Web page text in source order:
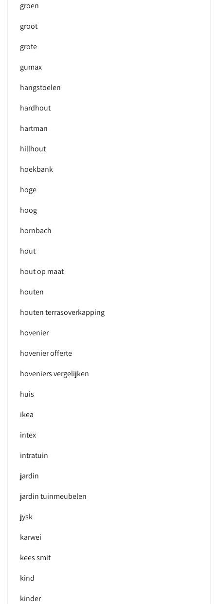
groen
groot
grote
gumax
hangstoelen
hardhout
hartman
hillhout
hoekbank
hoge
hoog
hornbach
hout
hout op maat
houten
houten terrasoverkapping
hovenier
hovenier offerte
hoveniers vergelijken
huis
ikea
intex
intratuin
jardin
jardin tuinmeubelen
jysk
karwei
kees smit
kind
kinder